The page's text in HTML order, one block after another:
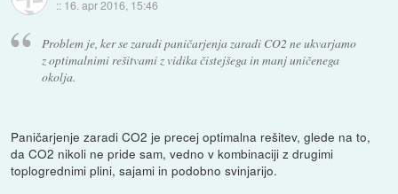
:: 16. apr 2016, 15:46
Problem je, ker se zaradi paničarjenja zaradi CO2 ne ukvarjamo
z optimalnimi rešitvami z vidika čistejšega in manj uničenega
okolja.
Paničarjenje zaradi CO2 je precej optimalna rešitev, glede na to,
da CO2 nikoli ne pride sam, vedno v kombinaciji z drugimi
toplogrednimi plini, sajami in podobno svinjarijo.